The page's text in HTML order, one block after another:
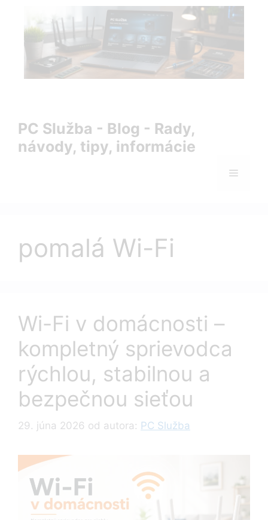
PC Služba - Blog - Rady,
návody, tipy, informácie
Menu
pomalá Wi-Fi
Wi-Fi v domácnosti –
kompletný sprievodca
rýchlou, stabilnou a
bezpečnou sieťou
29. júna 2026 od autora: PC Služba